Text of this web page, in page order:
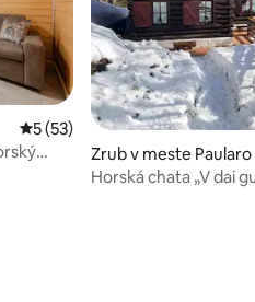
3
Priemerné ohodnotenie 5 z 5,
5 (53)
Zrub v meste Paularo
Horská chata „V dai